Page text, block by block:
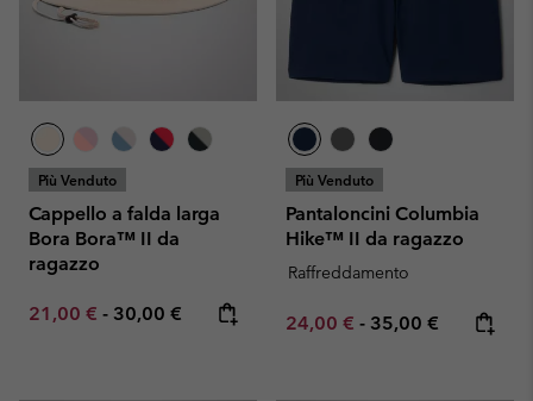
Più Venduto
Cappello a falda larga
Bora Bora™ II da
ragazzo
Minimum sale price:
21,00 € - Maximum price:
30,00 €
Più Venduto
Pantaloncini Columbia
Hike™ II da ragazzo
Raffreddamento
Minimum sale price:
24,00 € - Maximum price:
35,00 €